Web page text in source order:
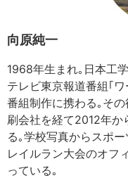
向原純一
1968年生まれ｡日本工
テレビ東京報道番組｢
番組制作に携わる｡そ
刷会社を経て2012年か
る｡学校写真からスポ
レイルラン大会のオフ
っている｡